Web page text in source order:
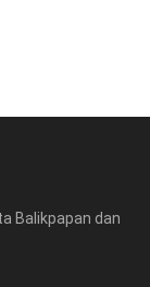
Balikpapan dan